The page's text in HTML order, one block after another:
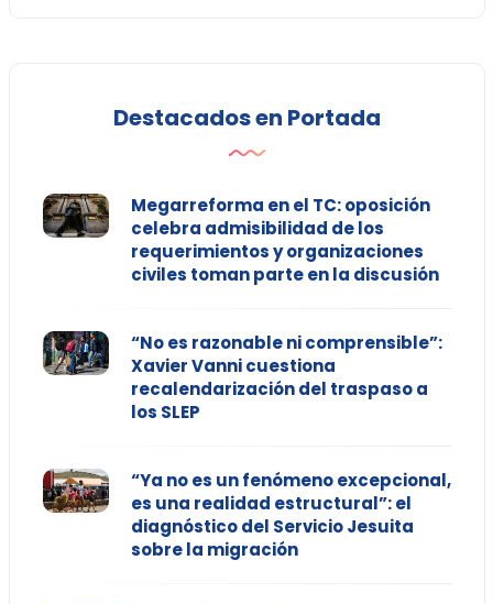
Destacados en Portada
Megarreforma en el TC: oposición
celebra admisibilidad de los
requerimientos y organizaciones
civiles toman parte en la discusión
“No es razonable ni comprensible”:
Xavier Vanni cuestiona
recalendarización del traspaso a
los SLEP
“Ya no es un fenómeno excepcional,
es una realidad estructural”: el
diagnóstico del Servicio Jesuita
sobre la migración